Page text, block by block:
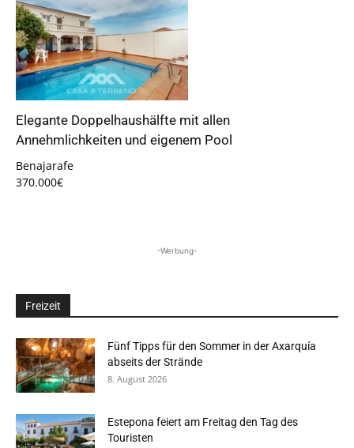
Elegante Doppelhaushälfte mit allen
Annehmlichkeiten und eigenem Pool
Benajarafe
370.000€
-Werbung-
Freizeit
Fünf Tipps für den Sommer in der Axarquía
abseits der Strände
8. August 2026
Estepona feiert am Freitag den Tag des
Touristen